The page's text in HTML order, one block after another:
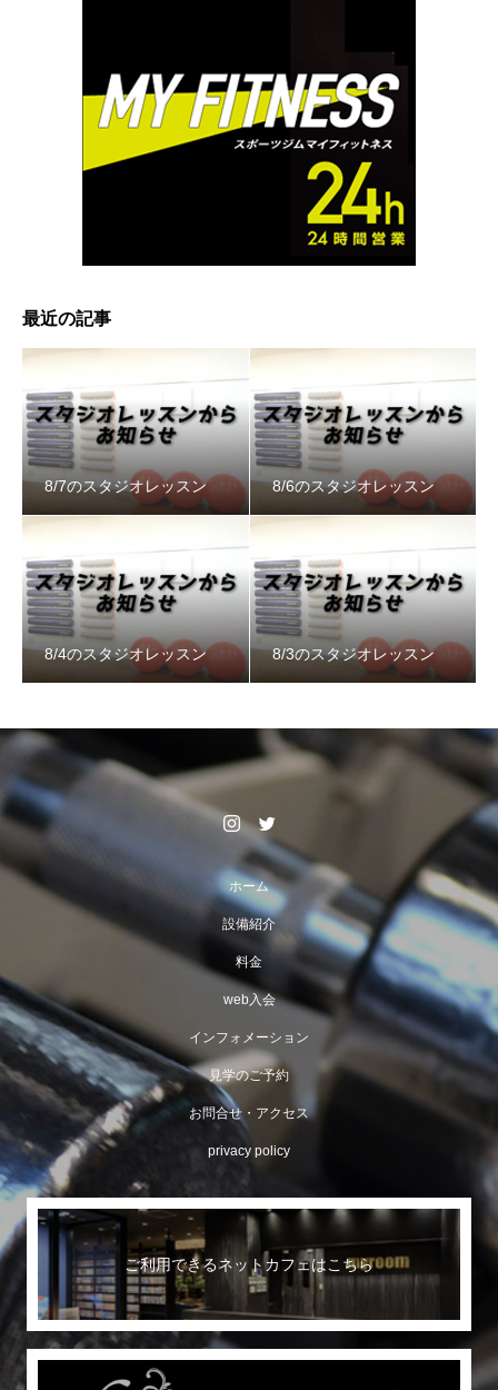
最近の記事
8/7のスタジオレッスン 8/6のスタジオレッスン
8/4のスタジオレッスン 8/3のスタジオレッスン
ホーム
設備紹介
料金
web入会
インフォメーション
見学のご予約
お問合せ・アクセス
privacy policy
ご利用できるネットカフェはこちら